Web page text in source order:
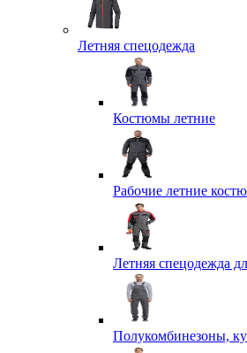
Летняя спецодежда
Костюмы летние
Рабочие летние
Летняя спецодежда
Полукомбинезоны,